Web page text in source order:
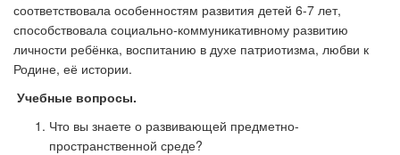
соответствовала особенностям развития детей 6-7 лет,
способствовала социально-коммуникативному развитию
личности ребёнка, воспитанию в духе патриотизма, любви к
Родине, её истории.
Учебные вопросы.
Что вы знаете о развивающей предметно-
пространственной среде?